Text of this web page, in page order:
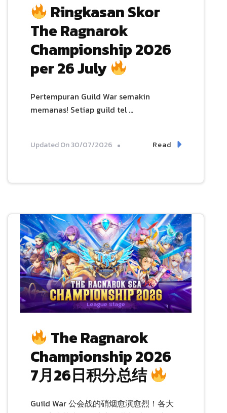
Ringkasan Skor
The Ragnarok
Championship 2026
per 26 July
Pertempuran Guild War semakin
memanas! Setiap guild tel …
Updated On30/07/2026 Read
The Ragnarok
Championship 2026
7月26日积分总结
Guild War 公会战的硝烟愈演愈烈！各大